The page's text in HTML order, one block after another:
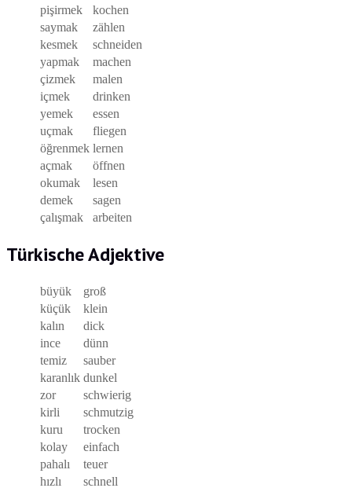
pişirmek
kochen
saymak
zählen
kesmek
schneiden
yapmak
machen
çizmek
malen
içmek
drinken
yemek
essen
uçmak
fliegen
öğrenmek lernen
açmak
öffnen
okumak
lesen
demek
sagen
çalışmak
arbeiten
Türkische Adjektive
büyük
groß
küçük
klein
kalın
dick
ince
dünn
temiz
sauber
karanlık dunkel
zor
schwierig
kirli
schmutzig
kuru
trocken
kolay
einfach
pahalı
teuer
hızlı
schnell